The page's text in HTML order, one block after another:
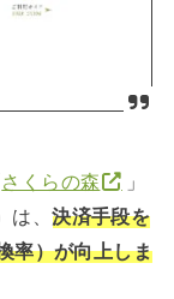
さくらの森
」
は、決済手段を
率）が向上しま